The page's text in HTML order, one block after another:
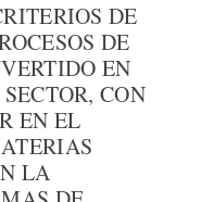
DE
DE
EN
CON
EN EL
LA